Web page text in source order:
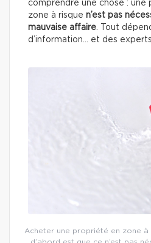
comprendre une chose : une
zone à risque n’est pas
mauvaise affaire. Tout
d’information… et des
Acheter une propriété en zone à